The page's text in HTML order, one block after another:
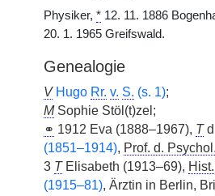
Physiker, * 12. 11. 1886
20. 1. 1965 Greifswald.
Genealogie
V Hugo Rr. v. S. (s. 1);
MSophie Stöl(t)zel;
⚭ 1912 Eva (1888–1967), T
(1851–1914), Prof. d. Psychol.
3 TElisabeth (1913–69), Hist.
(1915–81), Ärztin in Berlin,